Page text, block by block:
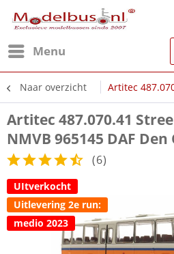
Menu
Naar overzicht Artitec
Artitec 487.070.41
NMVB 965145 DAF
(6)
UItverkocht
Uitlevering 2e run:
medio 2023